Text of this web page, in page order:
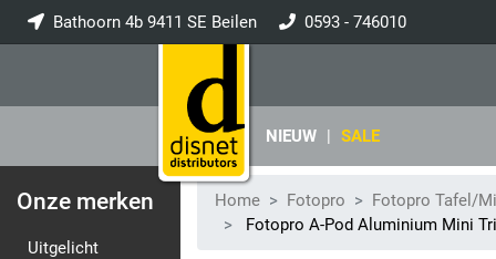
Bathoorn 4b 9411 SE Beilen 0593 - 746010
NIEUW | SALE
Onze merken
Uitgelicht
Home Fotopro
Fotopro Tafel/
Fotopro A-Pod Aluminium Mini